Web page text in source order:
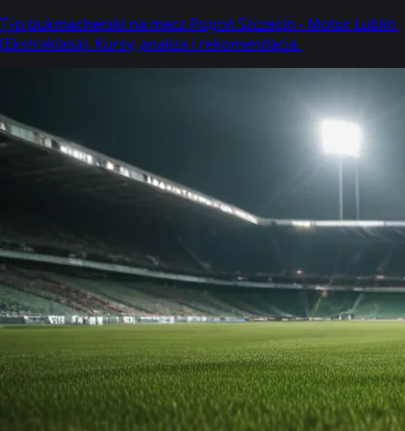
Typ bukmacherski na mecz Pogoń Szczecin - Motor Lublin
(Ekstraklasa). Kursy, analiza i rekomendacja.